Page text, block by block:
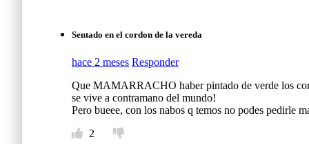
Sentado en el cordon de la vereda
hace 2 meses Responder
Que MAMARRACHO haber pintado de verde los
se vive a contramano del mundo!
Pero bueee, con los nabos q temos no podes pedirle
2